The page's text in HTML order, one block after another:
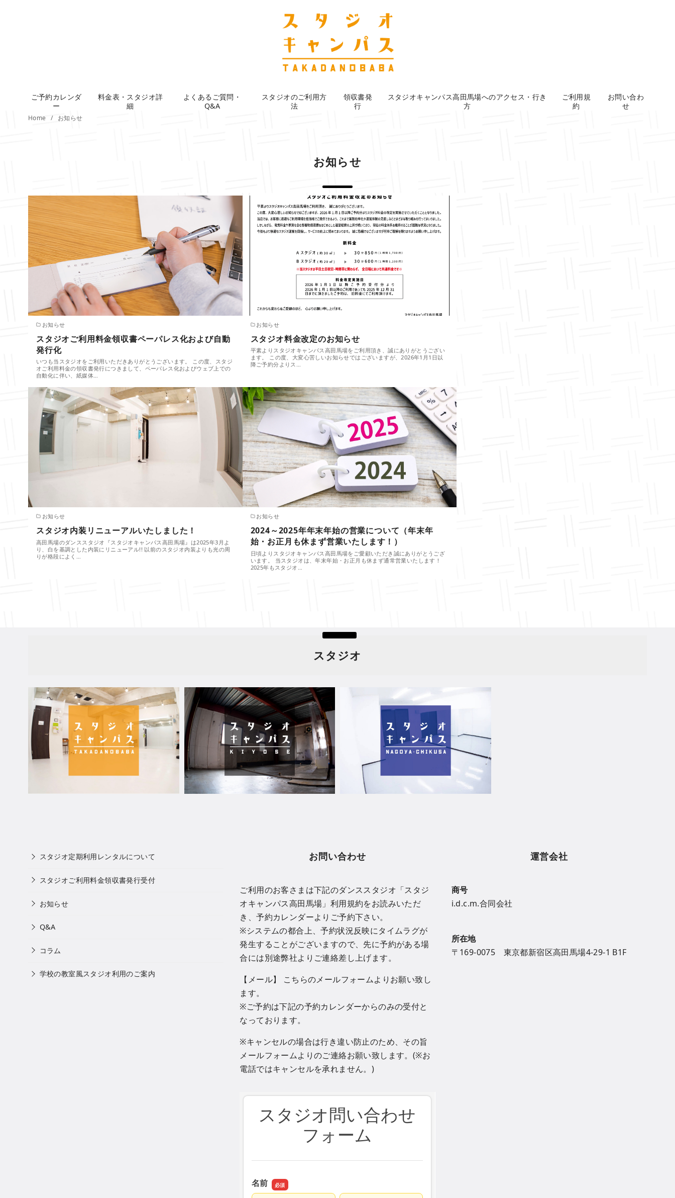
ご予約カレンダ
ー
料金表・スタジオ詳
細
よくあるご質問・
Q&A
スタジオのご利用方
法
領収書発
行
スタジオキャンパス高田馬場へのアクセス・行き
方
ご利用規
約
お問い合わ
せ
Home お知らせ
お知らせ
お知らせ
スタジオご利用料金領収書ペーパレス化および自動
発行化
いつも当スタジオをご利用いただきありがとうございます。 この度、スタジ
オご利用料金の領収書発行につきまして、ペーパレス化およびウェブ上での
自動化に伴い、紙媒体…
お知らせ
スタジオ料金改定のお知らせ
平素よりスタジオキャンパス高田馬場をご利用頂き、誠にありがとうござい
ます。 この度、大変心苦しいお知らせではございますが、2026年1月1日以
降ご予約分よりス…
お知らせ
スタジオ内装リニューアルいたしました！
高田馬場のダンススタジオ『スタジオキャンパス高田馬場』は2025年3月よ
り、白を基調とした内装にリニューアル!! 以前のスタジオ内装よりも光の周
りが格段によく…
お知らせ
2024～2025年年末年始の営業について（年末年
始・お正月も休まず営業いたします！）
日頃よりスタジオキャンパス高田馬場をご愛顧いただき誠にありがとうござ
います。 当スタジオは、年末年始・お正月も休まず通常営業いたします！
2025年もスタジオ…
スタジオ
スタジオ定期利用レンタルについて
スタジオご利用料金領収書発行受付
お知らせ
Q&A
コラム
学校の教室風スタジオ利用のご案内
お問い合わせ
ご利用のお客さまは下記のダンススタジオ「スタジ
オキャンパス高田馬場」利用規約をお読みいただ
き、予約カレンダーよりご予約下さい。
※システムの都合上、予約状況反映にタイムラグが
発生することがございますので、先に予約がある場
合には別途弊社よりご連絡差し上げます。
【メール】 こちらのメールフォームよりお願い致し
ます。
※ご予約は下記の予約カレンダーからのみの受付と
なっております。
※キャンセルの場合は行き違い防止のため、その旨
メールフォームよりのご連絡お願い致します。(※お
電話ではキャンセルを承れません。)
運営会社
商号
i.d.c.m.合同会社
所在地
〒169-0075 東京都新宿区高田馬場4-29-1 B1F